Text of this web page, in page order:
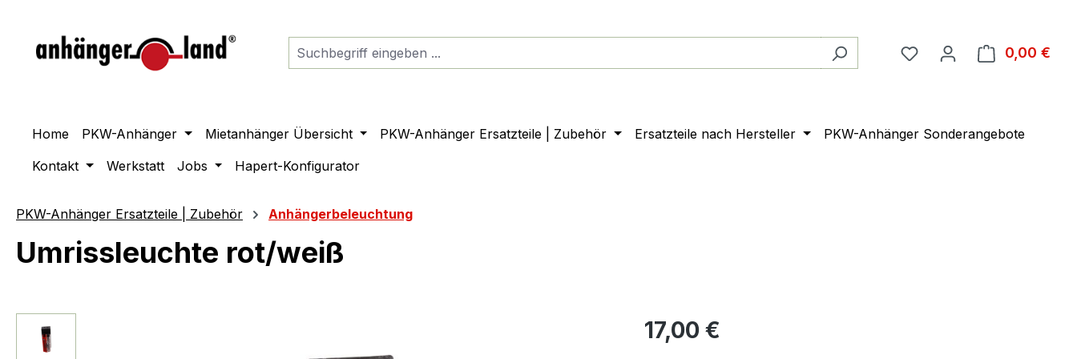
0,00 €
Home PKW-Anhänger Mietanhänger Übersicht PKW-Anhänger Ersatzteile | Zubehör Ersatzteile nach Hersteller
PKW-Anhänger Sonderangebote
Kontakt
Werkstatt Jobs Hapert-Konfigurator
PKW-Anhänger Ersatzteile | Zubehör Anhängerbeleuchtung
Umrissleuchte rot/weiß
Bildergalerie überspringen 17,00 €